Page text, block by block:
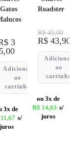
Gatos
3
5,00
Adicionar
ao
carrinho
3x de
11,67 s/
juros
Roadster
R$45,00
R$ 43,90
Adicionar
ao
carrinho
ou 3x de
R$ 14,63 s/
juros